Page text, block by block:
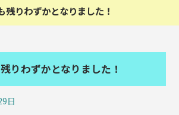
残りわずかとなりました！
りわずかとなりました！
日